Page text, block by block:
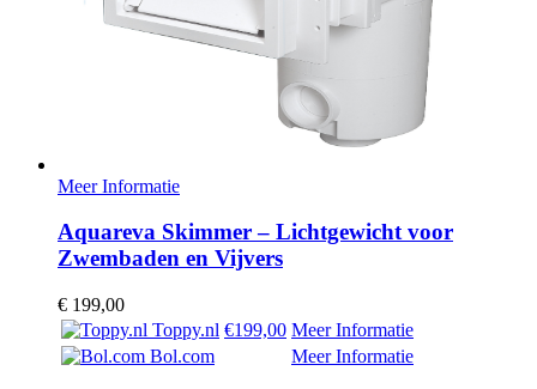
Meer Informatie
Aquareva Skimmer – Lichtgewicht voor
Zwembaden en Vijvers
€ 199,00
Toppy.nl €199,00 Meer Informatie
Bol.com
Meer Informatie